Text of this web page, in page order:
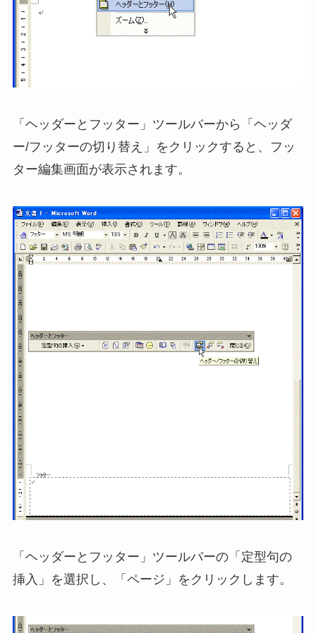
「ヘッダーとフッター」ツールバーから「ヘッダ
ー/フッターの切り替え」をクリックすると、フッ
ター編集画面が表示されます。
「ヘッダーとフッター」ツールバーの「定型句の
挿入」を選択し、「ページ」をクリックします。